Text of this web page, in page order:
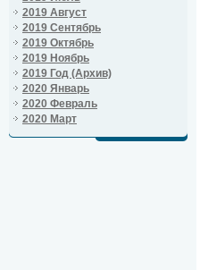
2019 Август
2019 Сентябрь
2019 Октябрь
2019 Ноябрь
2019 Год (Архив)
2020 Январь
2020 Февраль
2020 Март